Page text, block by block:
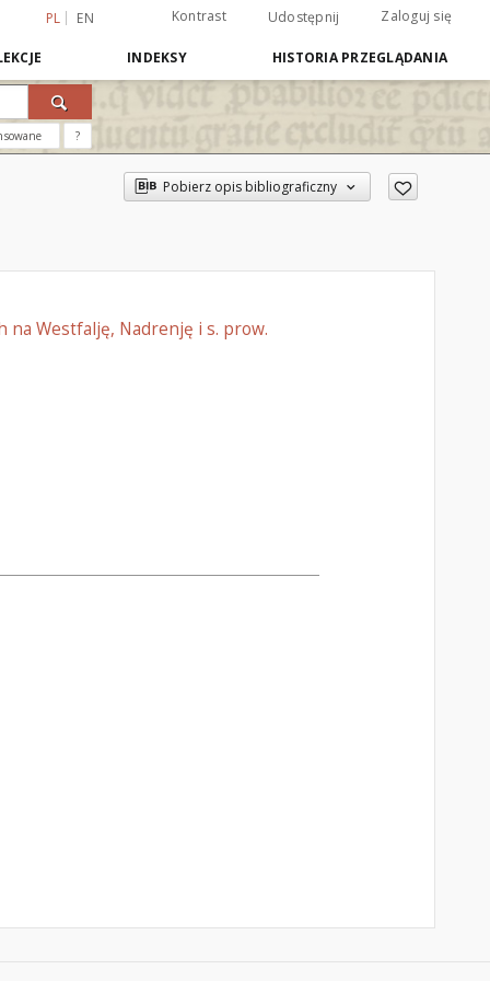
PL EN Kontrast Udostępnij Zaloguj się
INDEKSY HISTORIA PRZEGLĄDANIA
?
Pobierz opis bibliograficzny
na Westfalję, Nadrenję i s. prow.